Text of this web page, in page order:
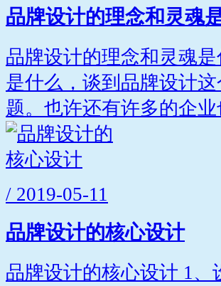
品牌设计的理念和灵魂
品牌设计的理念和灵魂
是什么，谈到品牌设计
题。也许还有许多的企
/ 2019-05-11
品牌设计的核心设计
品牌设计的核心设计 1